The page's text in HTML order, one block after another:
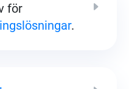
för
.